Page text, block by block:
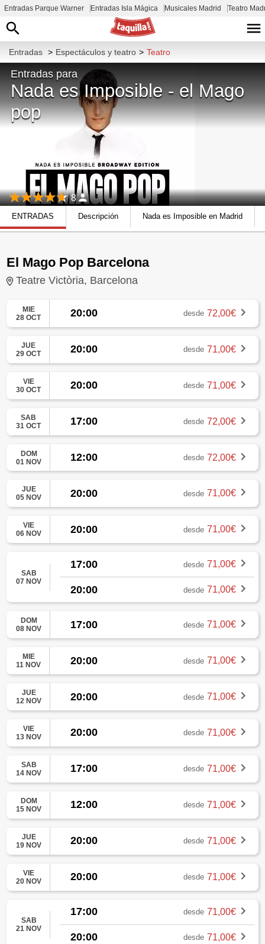
Entradas Parque Warner Entradas Isla Mágica Musicales Madrid Teatro
Entradas > Espectáculos y teatro > Teatro
Entradas para
Nada es Imposible - el Mago
pop
8
ENTRADAS Descripción Nada es Imposible en Madrid
El Mago Pop Barcelona
Teatre Victòria, Barcelona
MIE
28 OCT
20:00 desde 72,00€
JUE
29 OCT
20:00 desde 71,00€
VIE
30 OCT
20:00 desde 71,00€
SAB
31 OCT
17:00 desde 72,00€
DOM
01 NOV
12:00 desde 72,00€
JUE
05 NOV
20:00 desde 71,00€
VIE
06 NOV
20:00 desde 71,00€
SAB
07 NOV
17:00 desde 71,00€
20:00 desde 71,00€
DOM
08 NOV
17:00 desde 71,00€
MIE
11 NOV
20:00 desde 71,00€
JUE
12 NOV
20:00 desde 71,00€
VIE
13 NOV
20:00 desde 71,00€
SAB
14 NOV
17:00 desde 71,00€
DOM
15 NOV
12:00 desde 71,00€
JUE
19 NOV
20:00 desde 71,00€
VIE
20 NOV
20:00 desde 71,00€
SAB
21 NOV
17:00 desde 71,00€
20:00 desde 71,00€